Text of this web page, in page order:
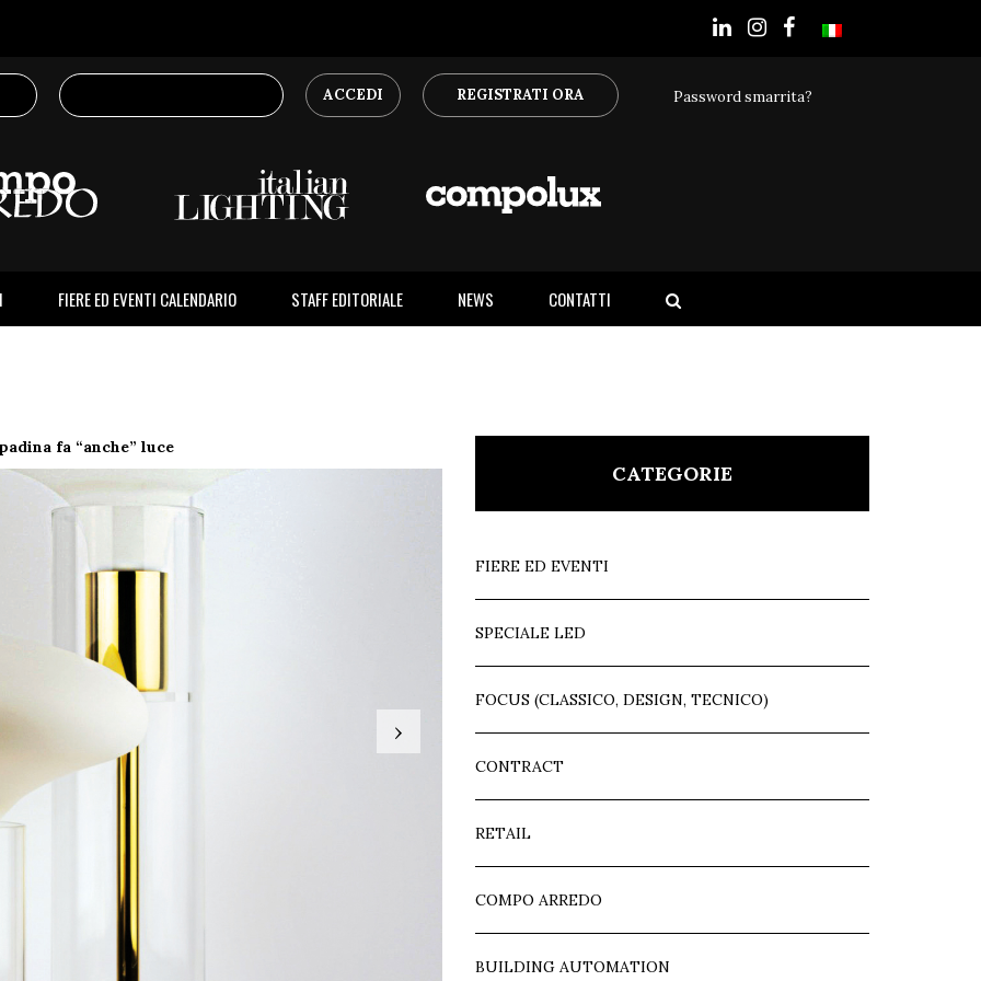
ACCEDI REGISTRATI ORA Password smarrita?
FIERE ED EVENTI CALENDARIO STAFF EDITORIALE NEWS CONTATTI
fa “anche” luce
›
CATEGORIE
FIERE ED EVENTI
SPECIALE LED
FOCUS (CLASSICO, DESIGN, TECNICO)
CONTRACT
RETAIL
COMPO ARREDO
BUILDING AUTOMATION